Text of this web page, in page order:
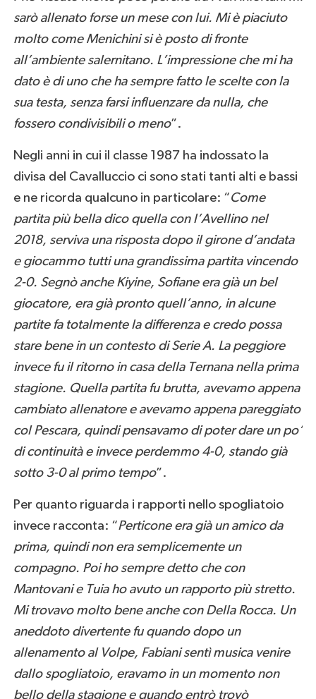
sarò allenato forse un mese con lui. Mi è piaciuto
molto come Menichini si è posto di fronte
all’ambiente salernitano. L’impressione che mi ha
dato è di uno che ha sempre fatto le scelte con la
sua testa, senza farsi influenzare da nulla, che
fossero condivisibili o meno”.
Negli anni in cui il classe 1987 ha indossato la
divisa del Cavalluccio ci sono stati tanti alti e bassi
e ne ricorda qualcuno in particolare: “Come
partita più bella dico quella con l’Avellino nel
2018, serviva una risposta dopo il girone d’andata
e giocammo tutti una grandissima partita vincendo
2-0. Segnò anche Kiyine, Sofiane era già un bel
giocatore, era già pronto quell’anno, in alcune
partite fa totalmente la differenza e credo possa
stare bene in un contesto di Serie A. La peggiore
invece fu il ritorno in casa della Ternana nella prima
stagione. Quella partita fu brutta, avevamo appena
cambiato allenatore e avevamo appena pareggiato
col Pescara, quindi pensavamo di poter dare un po’
di continuità e invece perdemmo 4-0, stando già
sotto 3-0 al primo tempo”.
Per quanto riguarda i rapporti nello spogliatoio
invece racconta: “Perticone era già un amico da
prima, quindi non era semplicemente un
compagno. Poi ho sempre detto che con
Mantovani e Tuia ho avuto un rapporto più stretto.
Mi trovavo molto bene anche con Della Rocca. Un
aneddoto divertente fu quando dopo un
allenamento al Volpe, Fabiani sentì musica venire
dallo spogliatoio, eravamo in un momento non
bello della stagione e quando entrò trovò